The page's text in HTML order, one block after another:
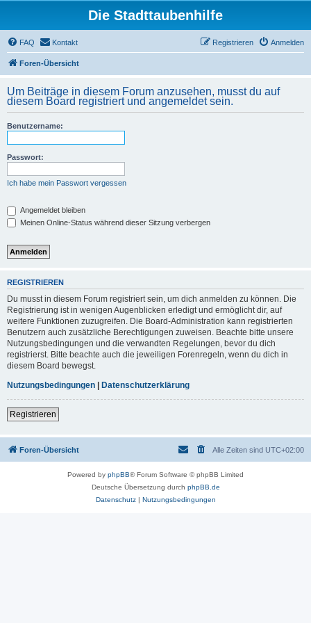
Die Stadttaubenhilfe
FAQ Kontakt Anmelden
Registrieren
Foren-Übersicht
Um Beiträge in diesem Forum anzusehen, musst du auf
diesem Board registriert und angemeldet sein.
Benutzername:
Passwort:
Ich habe mein Passwort vergessen
Angemeldet bleiben
Meinen Online-Status während dieser Sitzung verbergen
REGISTRIEREN
Du musst in diesem Forum registriert sein, um dich anmelden zu können. Die
Registrierung ist in wenigen Augenblicken erledigt und ermöglicht dir, auf
weitere Funktionen zuzugreifen. Die Board-Administration kann registrierten
Benutzern auch zusätzliche Berechtigungen zuweisen. Beachte bitte unsere
Nutzungsbedingungen und die verwandten Regelungen, bevor du dich
registrierst. Bitte beachte auch die jeweiligen Forenregeln, wenn du dich in
diesem Board bewegst.
Nutzungsbedingungen | Datenschutzerklärung
Registrieren
Foren-Übersicht Alle Zeiten sind UTC+02:00
Powered by phpBB® Forum Software © phpBB Limited
Deutsche Übersetzung durch phpBB.de
Datenschutz| Nutzungsbedingungen